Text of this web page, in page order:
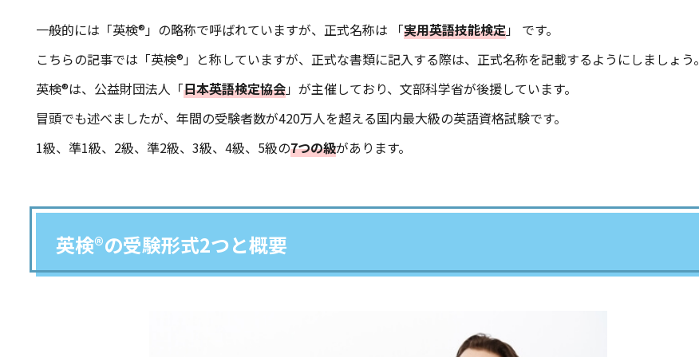
一般的には「英検®」の略称で呼ばれていますが、正式名称は 「実用英語技能検定」 です。
こちらの記事では「英検®」と称していますが、正式な書類に記入する際は、正式名称を記載するようにしましょう。
英検®は、公益財団法人「日本英語検定協会」が主催しており、文部科学省が後援しています。
冒頭でも述べましたが、年間の受験者数が420万人を超える国内最大級の英語資格試験です。
1級、準1級、2級、準2級、3級、4級、5級の7つの級があります。
英検®の受験形式2つと概要